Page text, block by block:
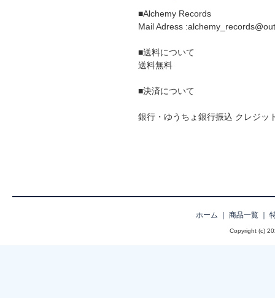
■Alchemy Records
Mail Adress
■送料について
送料無料
■決済について
銀行・ゆうちょ銀行振込 クレジッ
ホーム ｜ 商品一覧 ｜
Copyright (c)